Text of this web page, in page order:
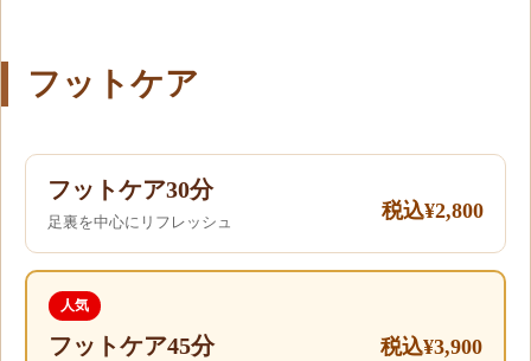
フットケア
フットケア30分
足裏を中心にリフレッシュ 税込¥2,800
人気
フットケア45分 税込¥3,900